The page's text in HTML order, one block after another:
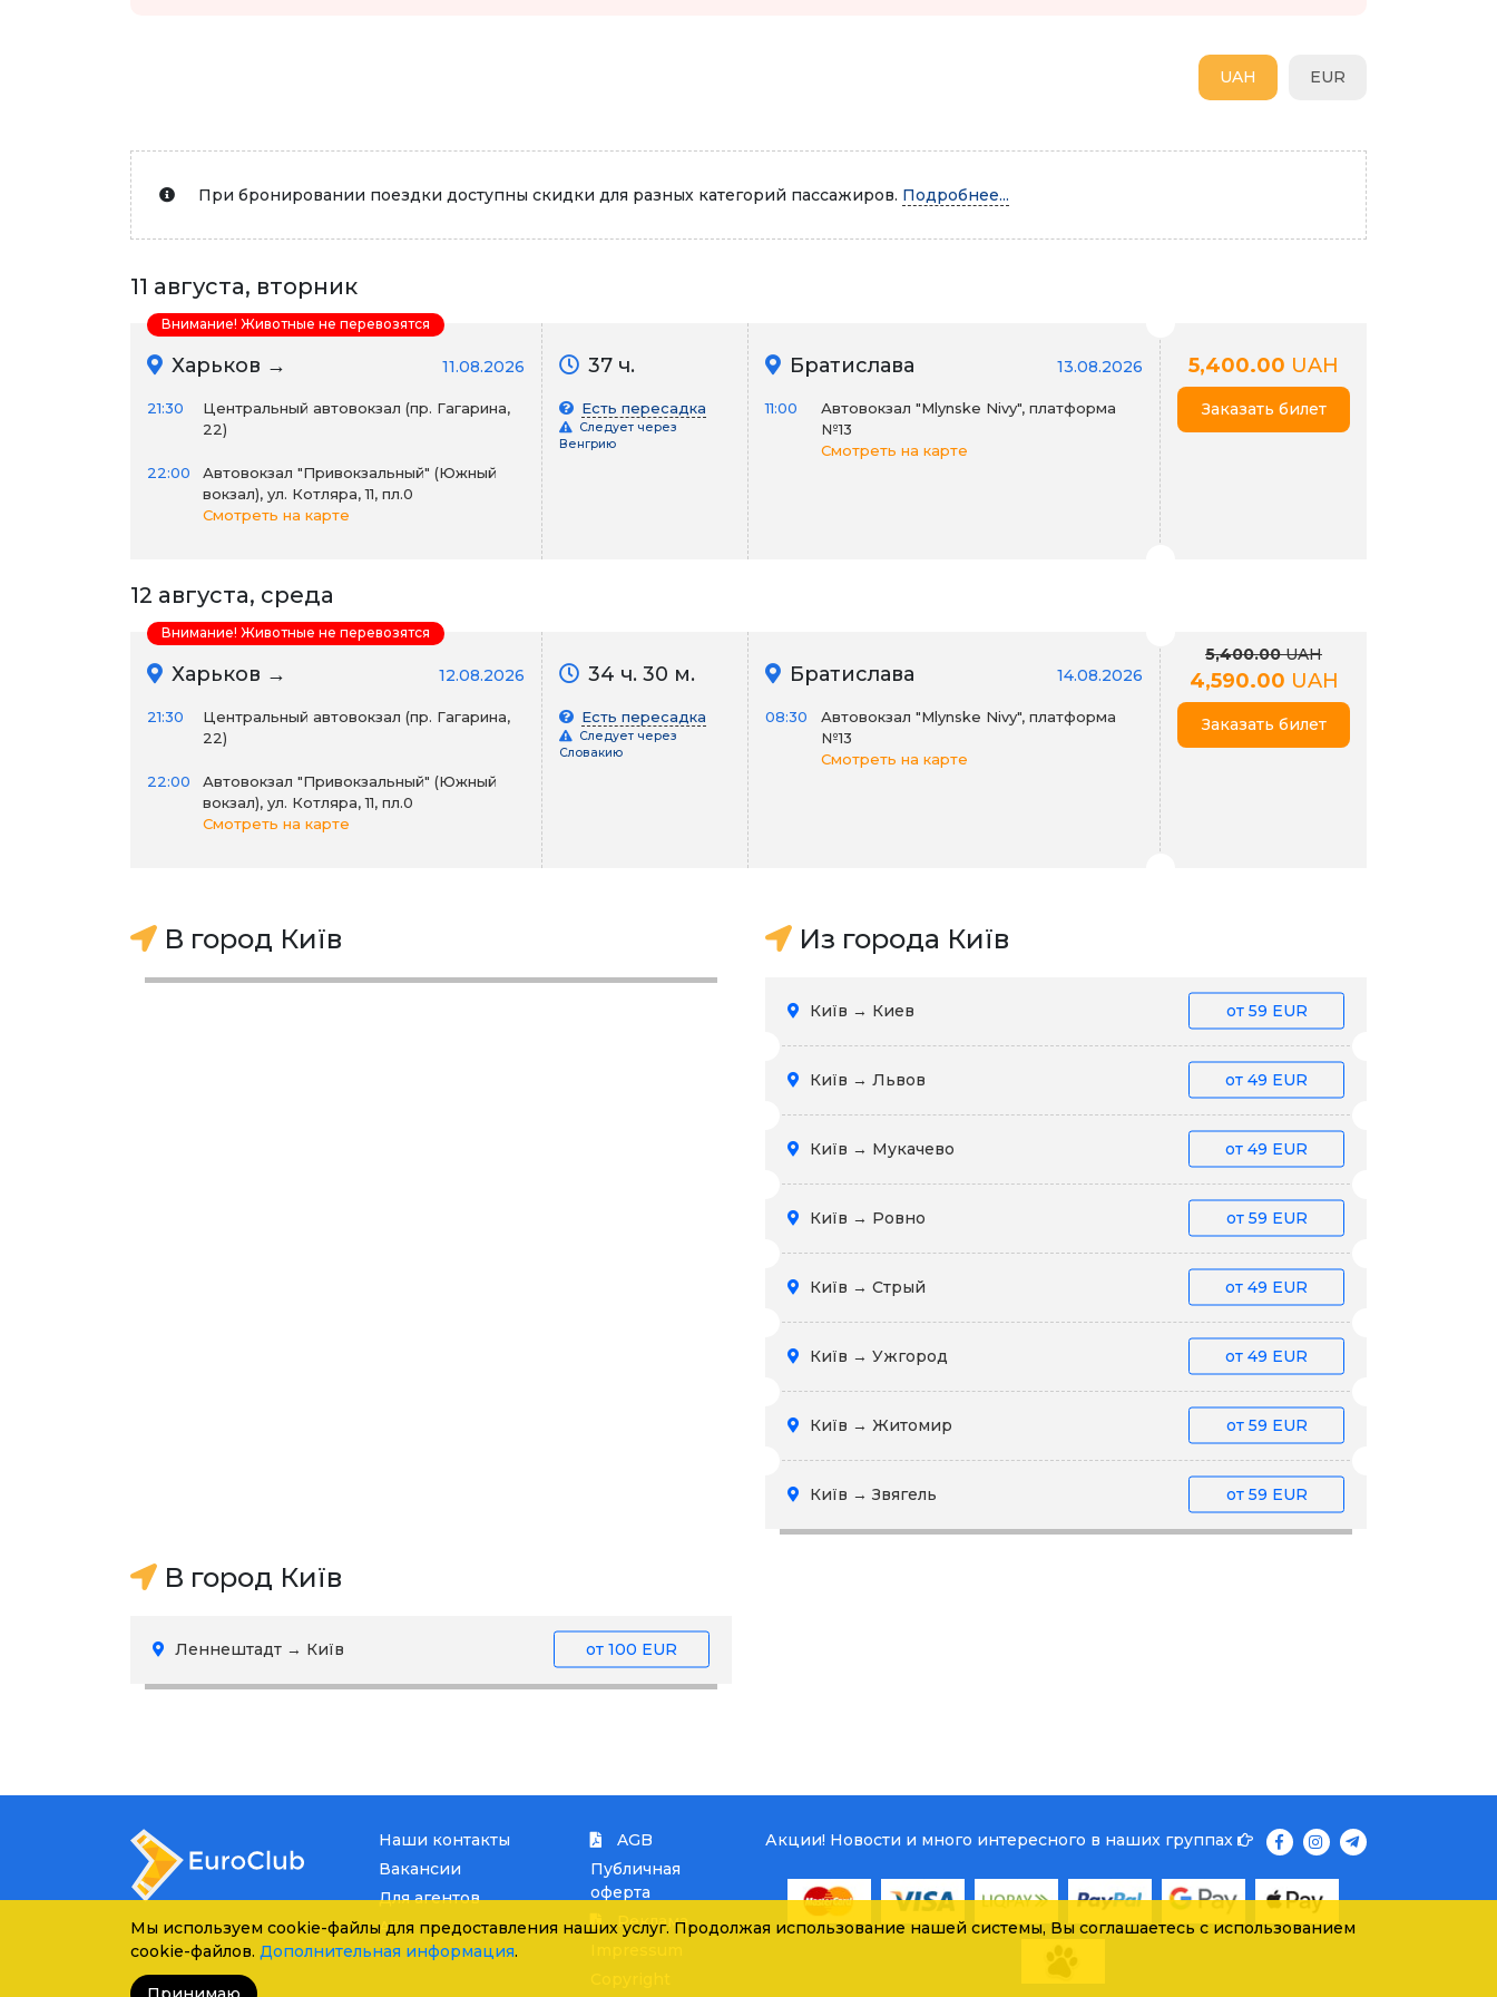
EUR
UAH
При бронировании поездки доступны скидки для разных категорий пассажиров. Подробнее...
11 августа, вторник
Харьков → 11.08.2026
21:30
Центральный автовокзал (пр. Гагарина,
22)
22:00
Автовокзал "Привокзальный" (Южный
вокзал), ул. Котляра, 11, пл.0
Смотреть на карте
37 ч.
Есть пересадка
Следует через
Венгрию
Братислава 13.08.2026
11:00
Автовокзал "Mlynske Nivy", платформа
№13
Смотреть на карте
5,400.00 UAH
Заказать билет
Внимание! Животные не перевозятся
12 августа, среда
Харьков → 12.08.2026
21:30
Центральный автовокзал (пр. Гагарина,
22)
22:00
Автовокзал "Привокзальный" (Южный
вокзал), ул. Котляра, 11, пл.0
Смотреть на карте
34 ч. 30 м.
Есть пересадка
Следует через
Словакию
Братислава 14.08.2026
08:30
Автовокзал "Mlynske Nivy", платформа
№13
Смотреть на карте
5,400.00UAH
4,590.00 UAH
Заказать билет
Внимание! Животные не перевозятся
В город Київ Из города Київ
Київ → Киев от 59 EUR
Київ → Львов от 49 EUR
Київ → Мукачево от 49 EUR
Київ → Ровно от 59 EUR
Київ → Стрый от 49 EUR
Київ → Ужгород от 49 EUR
Київ → Житомир от 59 EUR
Київ → Звягель от 59 EUR
В город Київ
Леннештадт → Київ от 100 EUR
Наши контакты
Вакансии
Для агентов
API
AGB
Публичная
оферта
Реклама
Акции! Новости и много интересного в наших группах
Мы используем cookie-файлы для предоставления наших услуг. Продолжая использование нашей системы, Вы соглашаетесь с использованием
cookie-файлов. Дополнительная информация.